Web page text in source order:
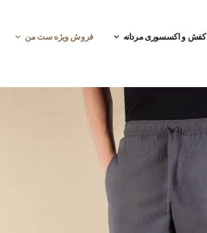
کفش و اکسسوری مردانه فروش ویژه ست من